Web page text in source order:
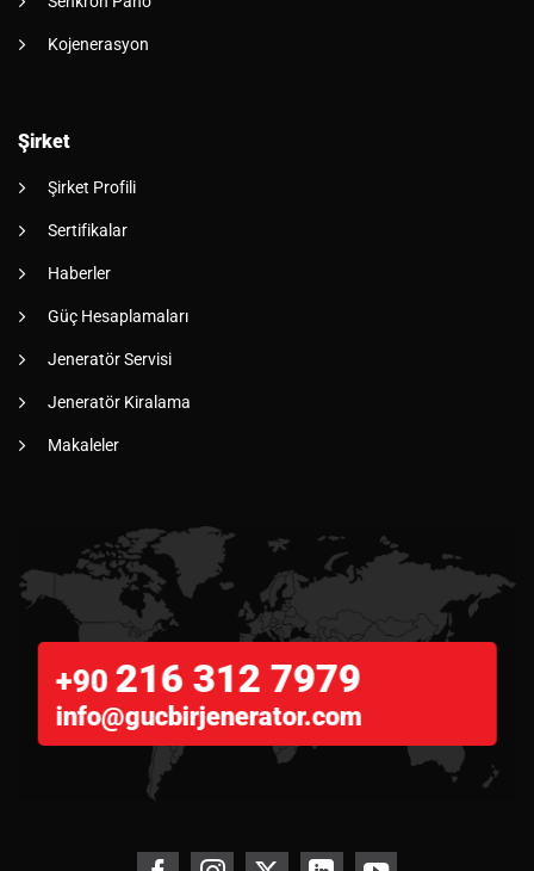
Kojenerasyon
Şirket
Şirket Profili
Sertifikalar
Haberler
Güç Hesaplamaları
Jeneratör Servisi
Jeneratör Kiralama
Makaleler
+90 216 312 7979
info@gucbirjenerator.com